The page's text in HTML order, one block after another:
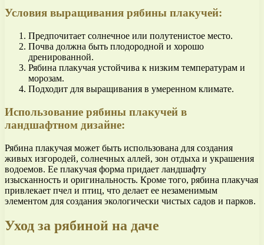
Условия выращивания рябины плакучей:
Предпочитает солнечное или полутенистое место.
Почва должна быть плодородной и хорошо
дренированной.
Рябина плакучая устойчива к низким температурам и
морозам.
Подходит для выращивания в умеренном климате.
Использование рябины плакучей в
ландшафтном дизайне:
Рябина плакучая может быть использована для создания
живых изгородей, солнечных аллей, зон отдыха и украшения
водоемов. Ее плакучая форма придает ландшафту
изысканность и оригинальность. Кроме того, рябина плакучая
привлекает пчел и птиц, что делает ее незаменимым
элементом для создания экологически чистых садов и парков.
Уход за рябиной на даче